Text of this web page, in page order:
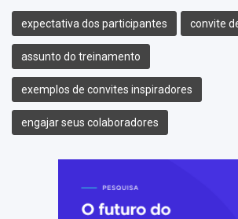
expectativa dos participantes convite
assunto do treinamento
exemplos de convites inspiradores
engajar seus colaboradores